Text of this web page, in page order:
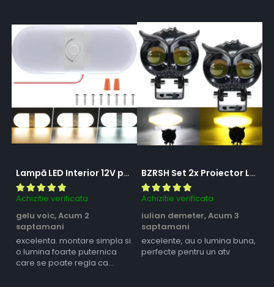
Lampă LED Interior 12V pentru Dubă, Camper și Rulotă - 180LED, 33 cm, 3 Temperaturii de Culoare, Intensitate Reglabilă, Iluminare Compartiment Marfă
Achizitie verificata
gelu voic,Acum 2
saptamani
excelenta. montare simpla si
o lumina foarte puternica
care se poate regla ca
BZRSH Set 2x Proiector LED Bufnita 50W Lupa 2 Faze Alb-Galben 12-24V Moto ATV
Achizitie verificata
iulian demeter,Acum 3
saptamani
excelente, au o lumina buna,
perfecte pentru un atv